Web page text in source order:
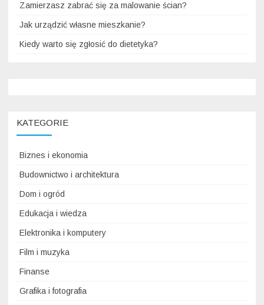
Zamierzasz zabrać się za malowanie ścian?
Jak urządzić własne mieszkanie?
Kiedy warto się zgłosić do dietetyka?
KATEGORIE
Biznes i ekonomia
Budownictwo i architektura
Dom i ogród
Edukacja i wiedza
Elektronika i komputery
Film i muzyka
Finanse
Grafika i fotografia